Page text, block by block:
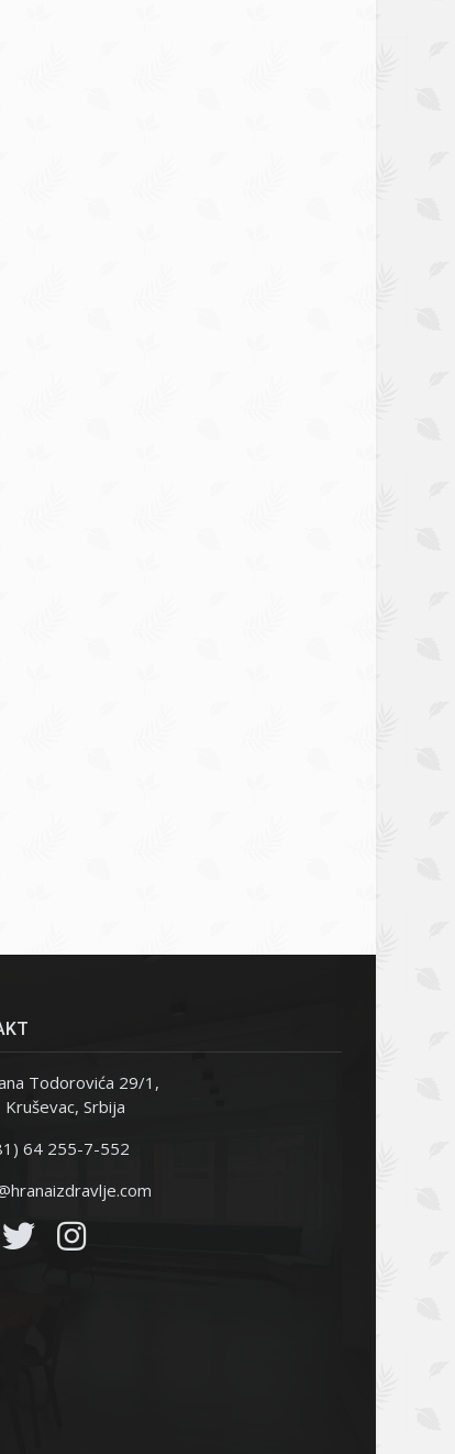
Todorovića 29/1,
Srbija
64 255-7-552